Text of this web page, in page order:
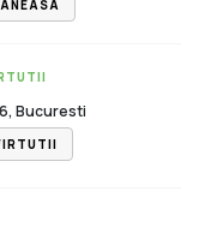
Bucuresti